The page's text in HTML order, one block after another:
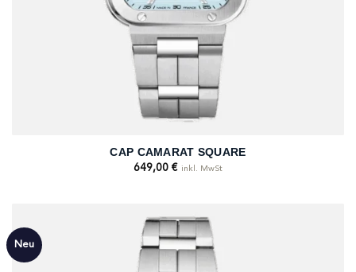
CAP CAMARAT SQUARE
649,00 € inkl. MwSt
Neu